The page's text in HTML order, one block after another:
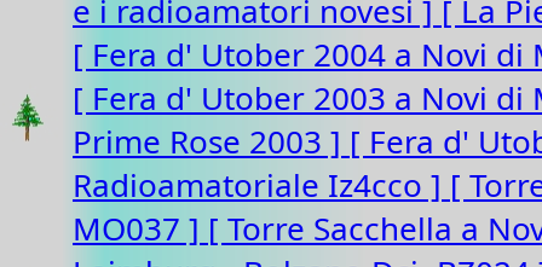
e i radioamatori novesi ] [ La
[ Fera d' Utober 2004 a Novi
[ Fera d' Utober 2003 a Novi
Prime Rose 2003 ] [ Fera d'
Radioamatoriale Iz4cco ] [
MO037 ] [ Torre Sacchella a